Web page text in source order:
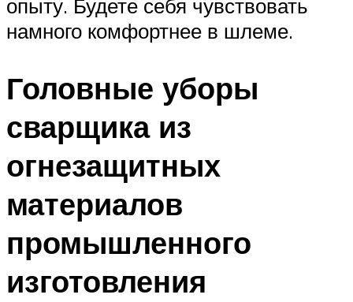
опыту. Будете себя чувствовать
намного комфортнее в шлеме.
Головные уборы
сварщика из
огнезащитных
материалов
промышленного
изготовления